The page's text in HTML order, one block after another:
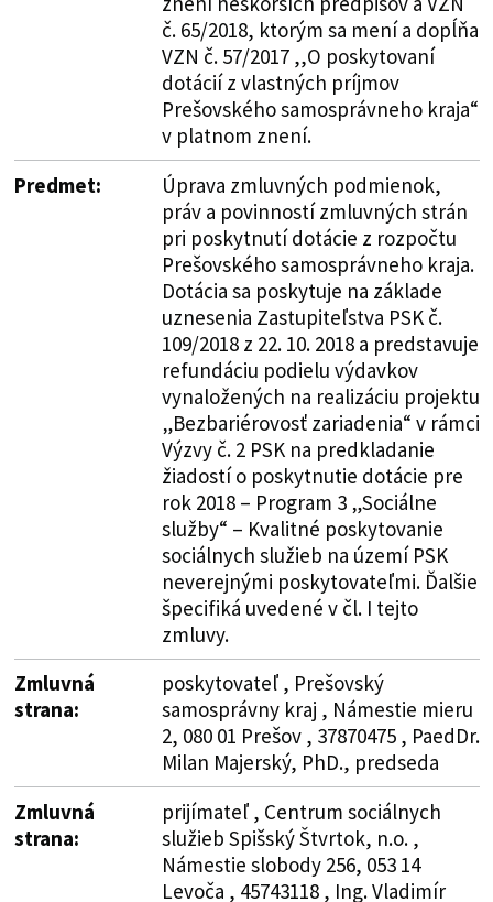
č. 65/2018, ktorým sa mení a dopĺňa
VZN č. 57/2017 ,,O poskytovaní
dotácií z vlastných príjmov
Prešovského samosprávneho kraja“
v platnom znení.
Predmet:
Úprava zmluvných podmienok,
práv a povinností zmluvných strán
pri poskytnutí dotácie z rozpočtu
Prešovského samosprávneho kraja.
Dotácia sa poskytuje na základe
uznesenia Zastupiteľstva PSK č.
109/2018 z 22. 10. 2018 a predstavuje
refundáciu podielu výdavkov
vynaložených na realizáciu projektu
„Bezbariérovosť zariadenia“ v rámci
Výzvy č. 2 PSK na predkladanie
žiadostí o poskytnutie dotácie pre
rok 2018 – Program 3 „Sociálne
služby“ – Kvalitné poskytovanie
sociálnych služieb na území PSK
neverejnými poskytovateľmi. Ďalšie
špecifiká uvedené v čl. I tejto
zmluvy.
Zmluvná
strana:
poskytovateľ , Prešovský
samosprávny kraj , Námestie mieru
2, 080 01 Prešov , 37870475 , PaedDr.
Milan Majerský, PhD., predseda
Zmluvná
strana:
prijímateľ , Centrum sociálnych
služieb Spišský Štvrtok, n.o. ,
Námestie slobody 256, 053 14
Levoča , 45743118 , Ing. Vladimír